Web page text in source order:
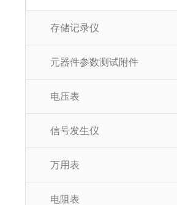
存储记录仪
元器件参数测试附件
电压表
信号发生仪
万用表
电阻表